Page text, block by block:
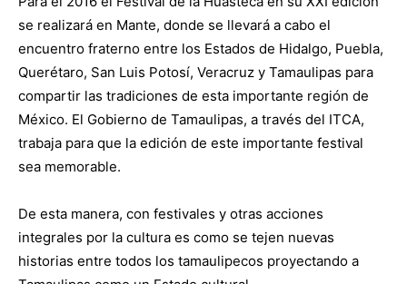
se realizará en Mante, donde se llevará a cabo el
encuentro fraterno entre los Estados de Hidalgo, Puebla,
Querétaro, San Luis Potosí, Veracruz y Tamaulipas para
compartir las tradiciones de esta importante región de
México. El Gobierno de Tamaulipas, a través del ITCA,
trabaja para que la edición de este importante festival
sea memorable.
De esta manera, con festivales y otras acciones
integrales por la cultura es como se tejen nuevas
historias entre todos los tamaulipecos proyectando a